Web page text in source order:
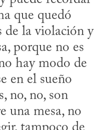
que quedó
de la violación y
porque no es
hay modo de
en el sueño
no, no, son
una mesa, no